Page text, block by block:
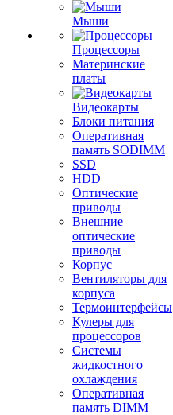
Мыши
Процессоры
Материнские
платы
Видеокарты
Блоки питания
Оперативная
память SODIMM
SSD
HDD
Оптические
приводы
Внешние
оптические
приводы
Корпус
Вентиляторы для
корпуса
Термоинтерфейсы
Кулеры для
процессоров
Системы
жидкостного
охлаждения
Оперативная
память DIMM